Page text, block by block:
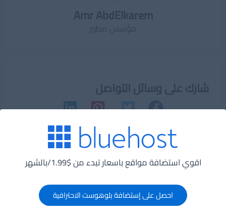
اقوي استضافة مواقع باسعار تبدء من $1.99/بالشهر
احصل على إستضافة بلوهوست الاحترافية
Amr AbdElkarem
شارك على وسائل التواصل
navigation
المقالة السابقة المقالة التالية
مقالات متعلقة